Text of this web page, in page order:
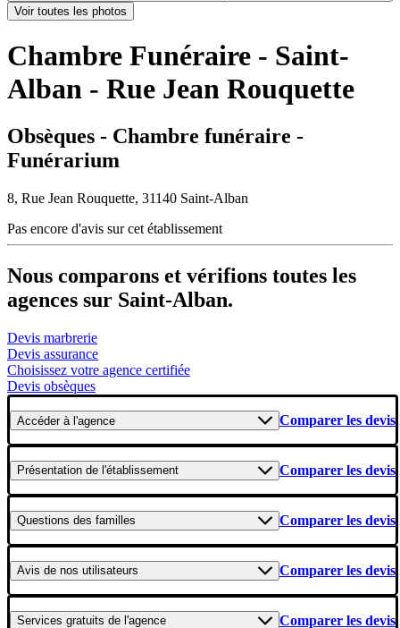
Voir toutes les photos
Chambre Funéraire - Saint-
Alban - Rue Jean Rouquette
Obsèques - Chambre funéraire -
Funérarium
8, Rue Jean Rouquette, 31140 Saint-Alban
Pas encore d'avis sur cet établissement
Nous comparons et vérifions toutes les
agences sur Saint-Alban.
Devis marbrerie
Devis assurance
Choisissez votre agence certifiée
Devis obsèques
Accéderà l'agence Comparer les devis
Présentation de l'établissement Comparer les devis
Questions des familles Comparer les devis
Avis de nos utilisateurs Comparer les devis
Services gratuits de l'agence Comparer les devis